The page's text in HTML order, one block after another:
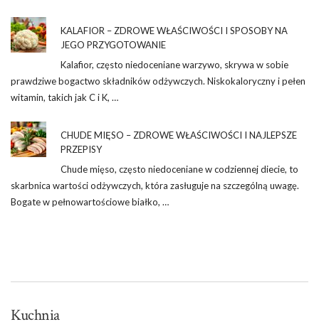
KALAFIOR – ZDROWE WŁAŚCIWOŚCI I SPOSOBY NA
JEGO PRZYGOTOWANIE
Kalafior, często niedoceniane warzywo, skrywa w sobie
prawdziwe bogactwo składników odżywczych. Niskokaloryczny i pełen
witamin, takich jak C i K, …
CHUDE MIĘSO – ZDROWE WŁAŚCIWOŚCI I NAJLEPSZE
PRZEPISY
Chude mięso, często niedoceniane w codziennej diecie, to
skarbnica wartości odżywczych, która zasługuje na szczególną uwagę.
Bogate w pełnowartościowe białko, …
Kuchnia